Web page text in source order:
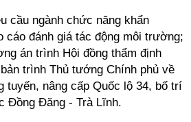
cầu ngành chức năng khẩn
cáo đánh giá tác động môi trường;
án trình Hội đồng thẩm định
trình Thủ tướng Chính phủ về
tuyến, nâng cấp Quốc lộ 34, bố trí
Đồng Đăng - Trà Lĩnh.